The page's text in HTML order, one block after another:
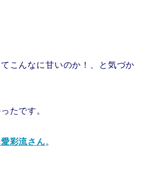
こんなに甘いのか！、と気づか
たです。
彩流さん。